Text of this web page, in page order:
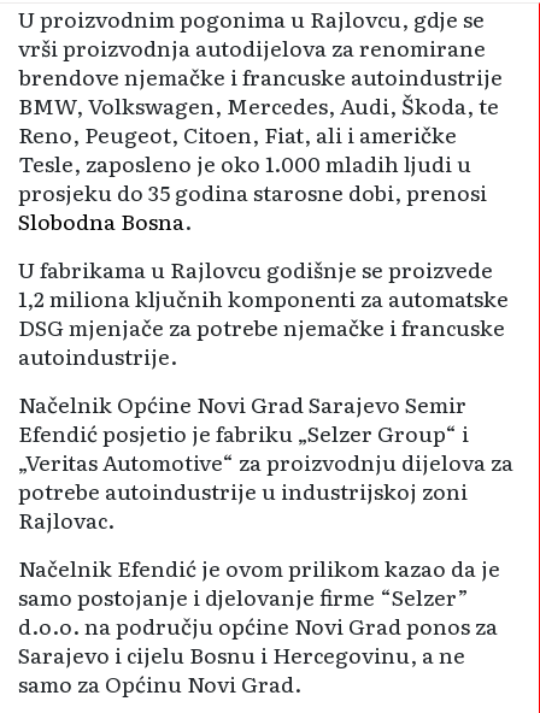
U proizvodnim pogonima u Rajlovcu, gdje se
vrši proizvodnja autodijelova za renomirane
brendove njemačke i francuske autoindustrije
BMW, Volkswagen, Mercedes, Audi, Škoda, te
Reno, Peugeot, Citoen, Fiat, ali i američke
Tesle, zaposleno je oko 1.000 mladih ljudi u
prosjeku do 35 godina starosne dobi, prenosi
Slobodna Bosna.
U fabrikama u Rajlovcu godišnje se proizvede
1,2 miliona ključnih komponenti za automatske
DSG mjenjače za potrebe njemačke i francuske
autoindustrije.
Načelnik Općine Novi Grad Sarajevo Semir
Efendić posjetio je fabriku „Selzer Group“ i
„Veritas Automotive“ za proizvodnju dijelova za
potrebe autoindustrije u industrijskoj zoni
Rajlovac.
Načelnik Efendić je ovom prilikom kazao da je
samo postojanje i djelovanje firme “Selzer”
d.o.o. na području općine Novi Grad ponos za
Sarajevo i cijelu Bosnu i Hercegovinu, a ne
samo za Općinu Novi Grad.